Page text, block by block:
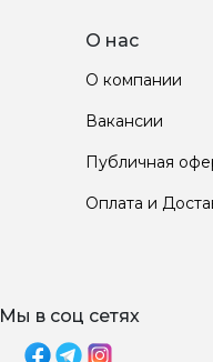
О нас
О компании
Вакансии
Публичная
Оплата и
Мы в соц сетях